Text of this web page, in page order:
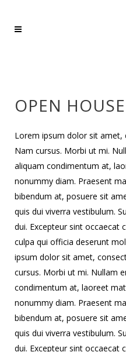
OPEN
Lorem ipsum dolor sit amet,
Nam cursus. Morbi ut mi.
aliquam condimentum at,
nonummy diam. Praesent
bibendum at, posuere sit
quis dui viverra vestibulum.
dui. Excepteur sint occaecat
culpa qui officia deserunt
ipsum dolor sit amet,
cursus. Morbi ut mi. Nullam
condimentum at, laoreet
nonummy diam. Praesent
bibendum at, posuere sit
quis dui viverra vestibulum.
dui. Excepteur sint occaecat